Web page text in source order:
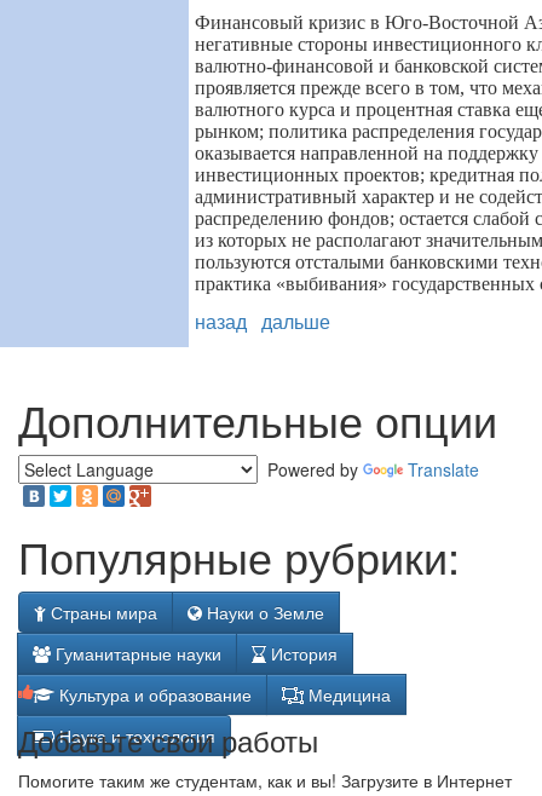
Финансовый кризис в Юго-Восточной
негативные стороны инвестиционного
валютно-финансовой и банковской
проявляется прежде всего в том, что
валютного курса и процентная ставка
рынком; политика распределения
оказывается направленной на
инвестиционных проектов; кредитная
административный характер и не
распределению фондов; остается слабой
из которых не располагают
пользуются отсталыми банковскими
практика «выбивания» государственных
назад дальше
Дополнительные опции
Powered by Translate
Популярные рубрики:
Страны мира
Науки о Земле
Гуманитарные науки
История
Культура и образование
Медицина
Наука и технология
Добавьте свои работы
Помогите таким же студентам, как и вы! Загрузите в Интернет